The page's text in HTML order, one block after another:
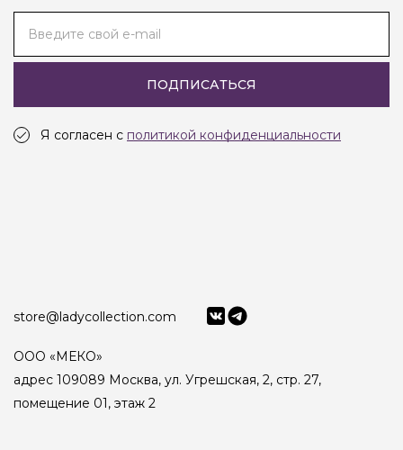
Введите свой e-mail
ПОДПИСАТЬСЯ
Я согласен с политикой конфиденциальности
store@ladycollection.com
ООО «МЕКО»
адрес 109089 Москва, ул. Угрешская, 2, стр. 27,
помещение 01, этаж 2